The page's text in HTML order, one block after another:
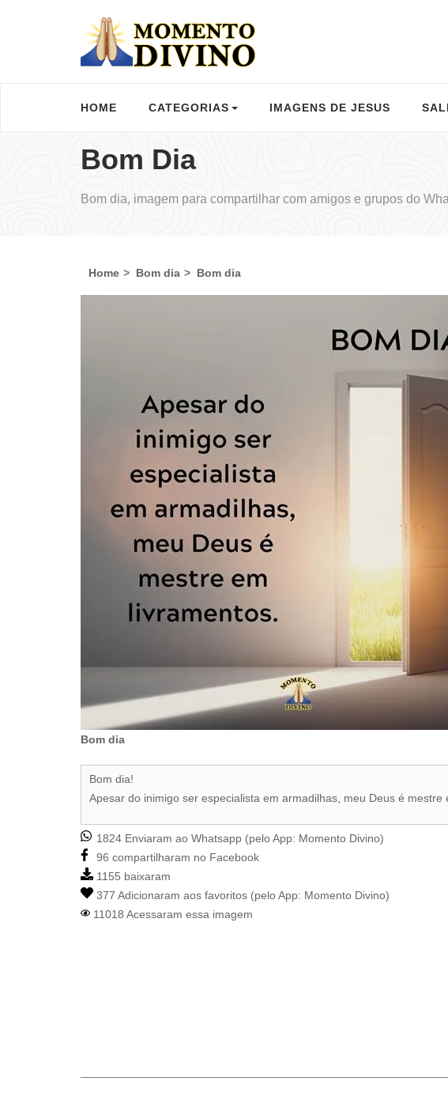
HOME CATEGORIAS IMAGENS DE JESUS
Bom Dia
Bom dia, imagem para compartilhar com amigos e grupos do
Home Bom dia Bom dia
Bom dia
Bom dia!
Apesar do inimigo ser especialista em armadilhas, meu Deus é mestre
1824 Enviaram ao Whatsapp (pelo App: Momento Divino)
96 compartilharam no Facebook
1155 baixaram
377 Adicionaram aos favoritos (pelo App: Momento Divino)
11018 Acessaram essa imagem